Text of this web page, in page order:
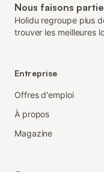
Nous faisons
Holidu regroupe plus
trouver les meilleures
Entreprise
Offres d'emploi
À propos
Magazine